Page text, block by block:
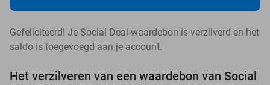
Gefeliciteerd! Je Social Deal-waardebon is verzilverd en het
saldo is toegevoegd aan je account.
Het verzilveren van een waardebon van Social